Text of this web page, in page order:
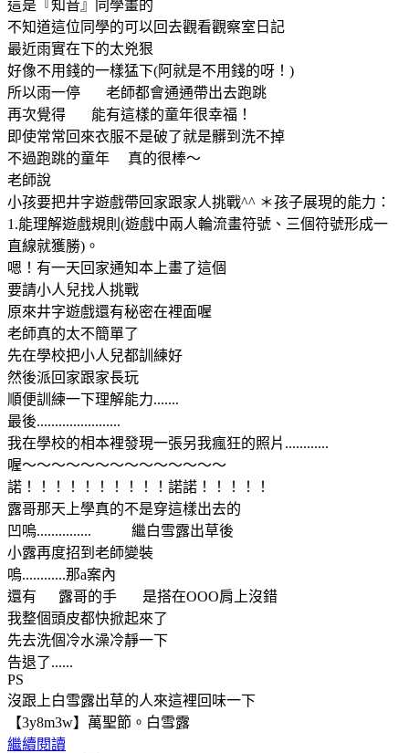
這是『知音』同學畫的
不知道這位同學的可以回去觀看觀察室日記
最近雨實在下的太兇狠
好像不用錢的一樣猛下(阿就是不用錢的呀！)
所以雨一停 老師都會通通帶出去跑跳
再次覺得 能有這樣的童年很幸福！
即使常常回來衣服不是破了就是髒到洗不掉
不過跑跳的童年 真的很棒～
老師說
小孩要把井字遊戲帶回家跟家人挑戰^^ ＊孩子展現的能力：
1.能理解遊戲規則(遊戲中兩人輪流畫符號、三個符號形成一
直線就獲勝)。
嗯！有一天回家通知本上畫了這個
要請小人兒找人挑戰
原來井字遊戲還有秘密在裡面喔
老師真的太不簡單了
先在學校把小人兒都訓練好
然後派回家跟家長玩
順便訓練一下理解能力.......
最後.......................
我在學校的相本裡發現一張另我瘋狂的照片............
喔～～～～～～～～～～～～～～
諾！！！！！！！！！！諾諾！！！！！
露哥那天上學真的不是穿這樣出去的
凹嗚............... 繼白雪露出草後
小露再度招到老師變裝
嗚............那a案內
還有 露哥的手 是搭在OOO肩上沒錯
我整個頭皮都快掀起來了
先去洗個冷水澡冷靜一下
告退了......
PS
沒跟上白雪露出草的人來這裡回味一下
【3y8m3w】萬聖節。白雪露
繼續閱讀